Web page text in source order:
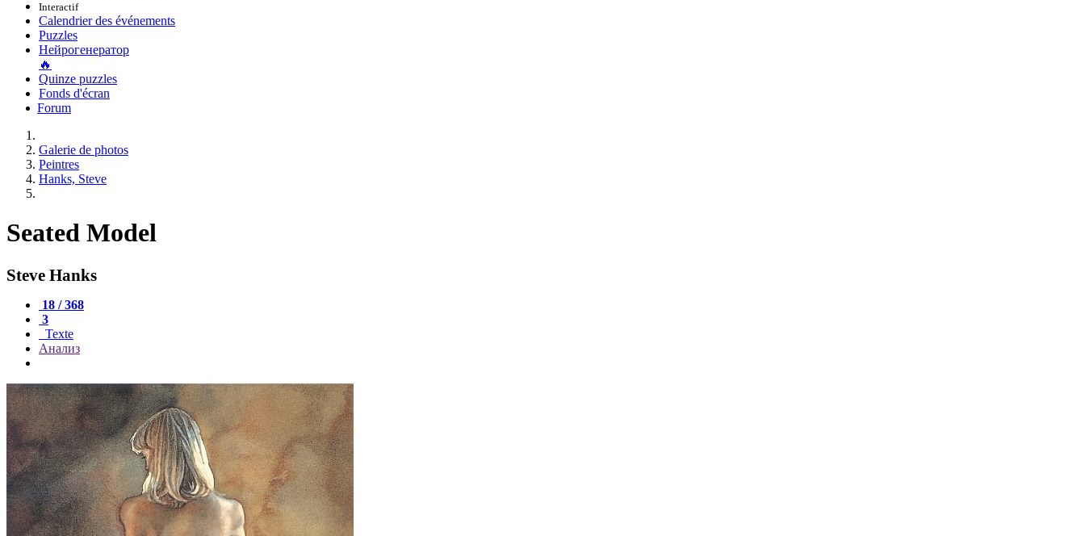
Interactif
Calendrier des événements
Puzzles
Нейрогенератор
🔥
Quinze puzzles
Fonds d'écran
Forum
Galerie de photos
Peintres
Hanks, Steve
Seated Model
Steve Hanks
18 / 368
3
Texte
Анализ